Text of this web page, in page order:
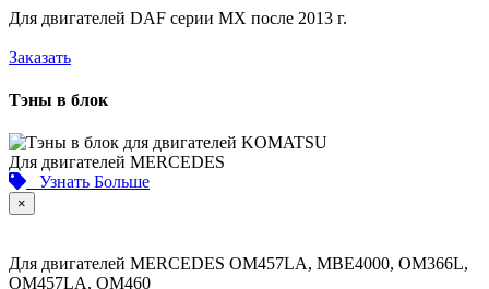
Для двигателей DAF серии MX после 2013 г.
Заказать
Тэны в блок
Для двигателей MERCEDES
Узнать Больше
×
Для двигателей MERCEDES OM457LA, MBE4000, OM366L,
OM457LA, OM460